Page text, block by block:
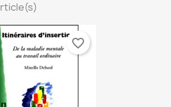
favorite_border